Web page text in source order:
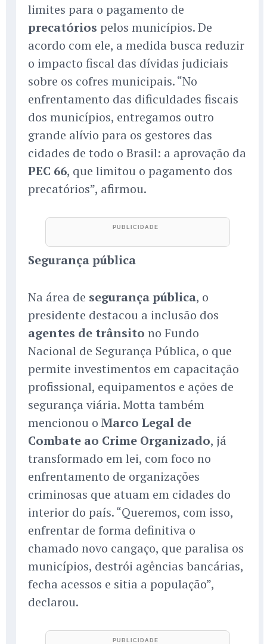
limites para o pagamento de
precatórios pelos municípios. De
acordo com ele, a medida busca reduzir
o impacto fiscal das dívidas judiciais
sobre os cofres municipais. “No
enfrentamento das dificuldades fiscais
dos municípios, entregamos outro
grande alívio para os gestores das
cidades de todo o Brasil: a aprovação da
PEC 66, que limitou o pagamento dos
precatórios”, afirmou.
Segurança pública
Na área de segurança pública, o
presidente destacou a inclusão dos
agentes de trânsito no Fundo
Nacional de Segurança Pública, o que
permite investimentos em capacitação
profissional, equipamentos e ações de
segurança viária. Motta também
mencionou o Marco Legal de
Combate ao Crime Organizado, já
transformado em lei, com foco no
enfrentamento de organizações
criminosas que atuam em cidades do
interior do país. “Queremos, com isso,
enfrentar de forma definitiva o
chamado novo cangaço, que paralisa os
municípios, destrói agências bancárias,
fecha acessos e sitia a população”,
declarou.